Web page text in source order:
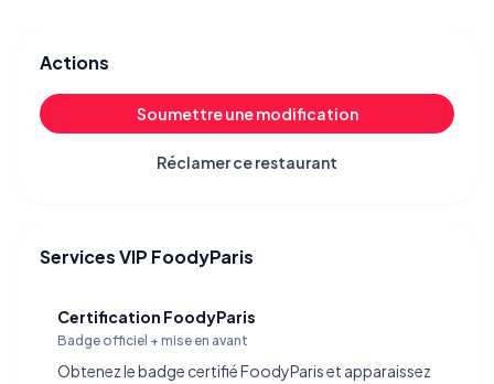
Actions
Soumettre une modification
Réclamer ce restaurant
Services VIP FoodyParis
Certification FoodyParis
Badge officiel + mise en avant
Obtenez le badge certifié FoodyParis et apparaissez